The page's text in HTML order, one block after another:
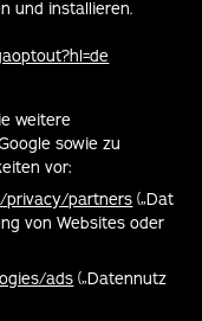
und installieren.
weitere
sowie zu
vor:
privacy/partners („Dat
von Websites oder
ads („Datennutz